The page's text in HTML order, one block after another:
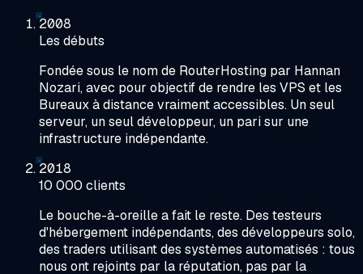
2008
Les débuts
Fondée sous le nom de RouterHosting par Hannan
Nozari, avec pour objectif de rendre les VPS et les
Bureaux à distance vraiment accessibles. Un seul
serveur, un seul développeur, un pari sur une
infrastructure indépendante.
2018
10 000 clients
Le bouche-à-oreille a fait le reste. Des testeurs
d'hébergement indépendants, des développeurs solo,
des traders utilisant des systèmes automatisés : tous
nous ont rejoints par la réputation, pas par la